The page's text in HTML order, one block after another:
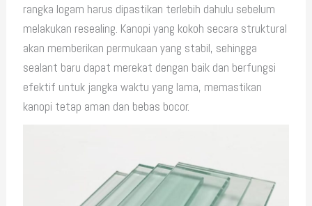
rangka logam harus dipastikan terlebih dahulu sebelum
melakukan resealing. Kanopi yang kokoh secara struktural
akan memberikan permukaan yang stabil, sehingga
sealant baru dapat merekat dengan baik dan berfungsi
efektif untuk jangka waktu yang lama, memastikan
kanopi tetap aman dan bebas bocor.